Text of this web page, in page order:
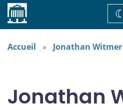
Accueil
Accueil Jonathan Witmer
Jonathan